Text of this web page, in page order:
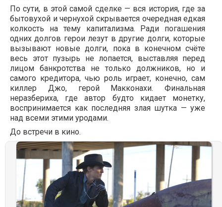
По сути, в этой самой сделке — вся история, где за
бытовухой и чернухой скрывается очередная едкая
колкость на тему капитализма. Ради погашения
одних долгов герои лезут в другие долги, которые
вызывают новые долги, пока в конечном счёте
весь этот пузырь не лопается, выставляя перед
лицом банкротства не только должников, но и
самого кредитора, чью роль играет, конечно, сам
киллер Джо, герой Макконахи. Финальная
неразбериха, где автор будто кидает монетку,
воспринимается как последняя злая шутка — уже
над всеми этими уродами.
До встречи в кино.